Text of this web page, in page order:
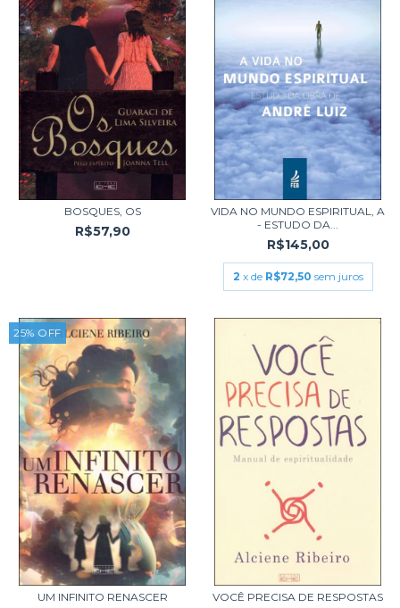
BOSQUES, OS
R$57,90
VIDA NO MUNDO ESPIRITUAL, A
- ESTUDO DA...
R$145,00
2 x de R$72,50 sem juros
25% OFF
UM INFINITO RENASCER
VOCÊ PRECISA DE RESPOSTAS